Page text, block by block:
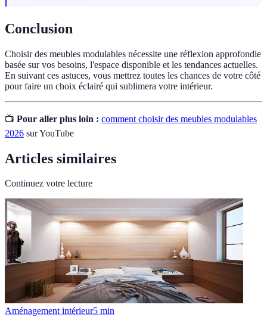
Conclusion
Choisir des meubles modulables nécessite une réflexion approfondie
basée sur vos besoins, l'espace disponible et les tendances actuelles.
En suivant ces astuces, vous mettrez toutes les chances de votre côté
pour faire un choix éclairé qui sublimera votre intérieur.
📺 Pour aller plus loin : comment choisir des meubles modulables
2026 sur YouTube
Articles similaires
Continuez votre lecture
Aménagement intérieur5 min